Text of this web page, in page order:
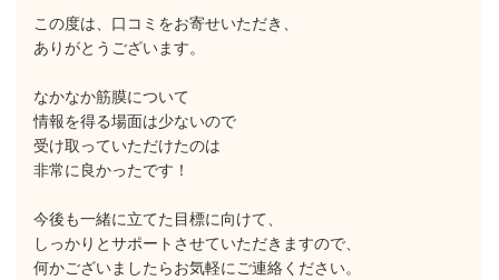
この度は、口コミをお寄せいただき、
ありがとうございます。
なかなか筋膜について
情報を得る場面は少ないので
受け取っていただけたのは
非常に良かったです！
今後も一緒に立てた目標に向けて、
しっかりとサポートさせていただきますので、
何かございましたらお気軽にご連絡ください。